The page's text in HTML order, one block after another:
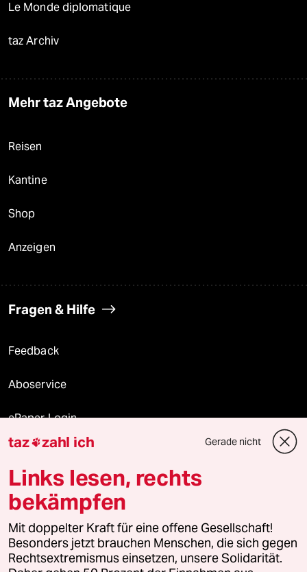
Le Monde diplomatique
taz Archiv
Mehr taz Angebote
Reisen
Kantine
Shop
Anzeigen
Fragen & Hilfe
Feedback
Aboservice
ePaper Login
Downloads für Abonnierende
© 2026 taz Verlags und Vertriebs GmbH
Alle Rechte vorbehalten. Bei rechtlichen Fragen oder für Genehmigungen
wenden Sie sich bitte an lizenzen@taz.de
taz zahl ich Gerade nicht
Links lesen, rechts
bekämpfen
Mit doppelter Kraft für eine offene Gesellschaft!
Besonders jetzt brauchen Menschen, die sich gegen
Rechtsextremismus einsetzen, unsere Solidarität.